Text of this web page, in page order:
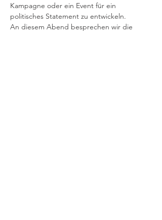
Kampagne oder ein Event für ein
politisches Statement zu entwickeln.
An diesem Abend besprechen wir die